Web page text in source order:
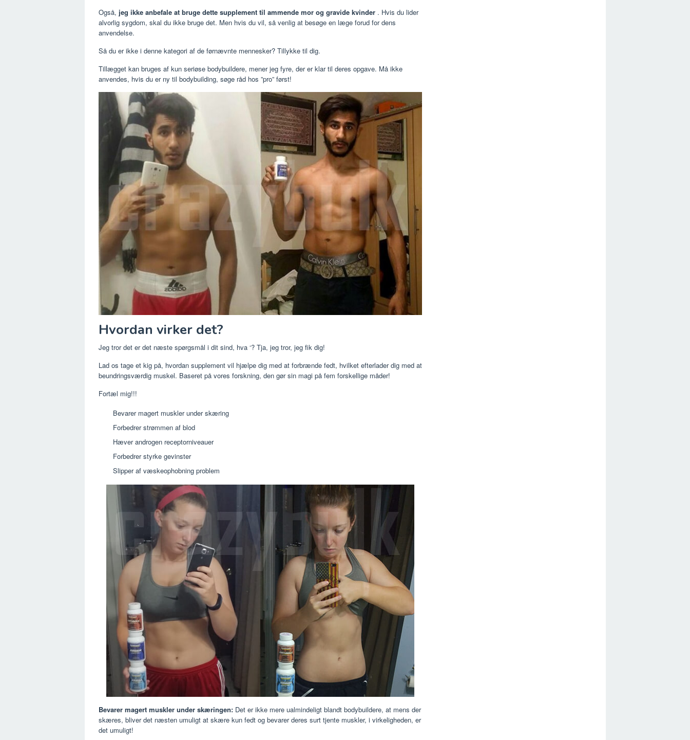
Også, jeg ikke anbefale at bruge dette supplement til ammende mor og gravide kvinder . Hvis du lider
alvorlig sygdom, skal du ikke bruge det. Men hvis du vil, så venlig at besøge en læge forud for dens
anvendelse.
Så du er ikke i denne kategori af de førnævnte mennesker? Tillykke til dig.
Tillægget kan bruges af kun seriøse bodybuildere, mener jeg fyre, der er klar til deres opgave. Må ikke
anvendes, hvis du er ny til bodybuilding, søge råd hos ”pro” først!
Hvordan virker det?
Jeg tror det er det næste spørgsmål i dit sind, hva ‘? Tja, jeg tror, ​​jeg fik dig!
Lad os tage et kig på, hvordan supplement vil hjælpe dig med at forbrænde fedt, hvilket efterlader dig med at
beundringsværdig muskel. Baseret på vores forskning, den gør sin magi på fem forskellige måder!
Fortæl mig!!!
Bevarer magert muskler under skæring
Forbedrer strømmen af ​​blod
Hæver androgen receptorniveauer
Forbedrer styrke gevinster
Slipper af væskeophobning problem
Bevarer magert muskler under skæringen: Det er ikke mere ualmindeligt blandt bodybuildere, at mens der
skæres, bliver det næsten umuligt at skære kun fedt og bevarer deres surt tjente muskler, i virkeligheden, er
det umuligt!